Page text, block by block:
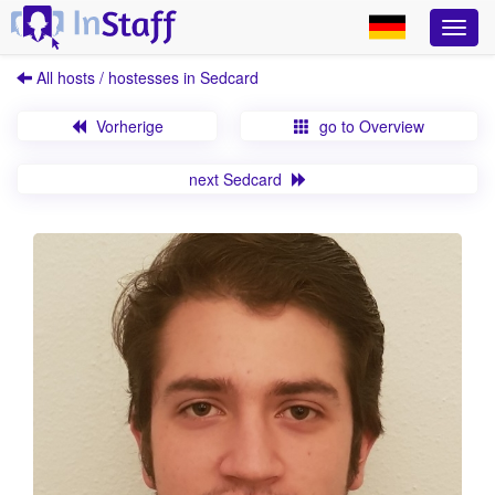
All hosts / hostesses in Sedcard
Vorherige go to Overview
next Sedcard